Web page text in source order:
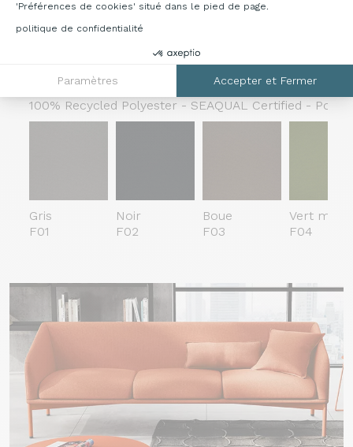
'Préférences de cookies' situé dans le pied de page.
politique de confidentialité
Paramètres Accepter et Fermer
Gris clair
642
Gris foncé
643
Gris
Cat. F - Sealife
100% Recycled Polyester - SEAQUAL Certified -
Gris
F01
Noir
F02
Boue
F03
Vert
F04